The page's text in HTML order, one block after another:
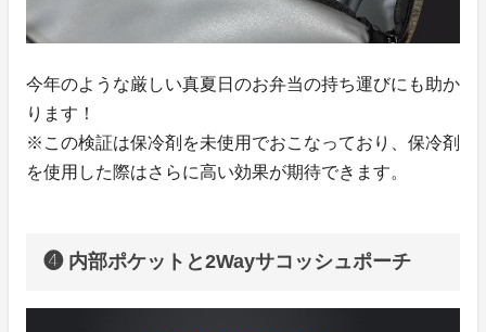
今年のような厳しい真夏日のお弁当の持ち運びにも助か
ります！
※この検証は保冷剤を未使用でおこなっており、保冷剤
を使用した際はさらに高い効果が期待できます。
❹ 内部ポケットと2Wayサコッシュポーチ